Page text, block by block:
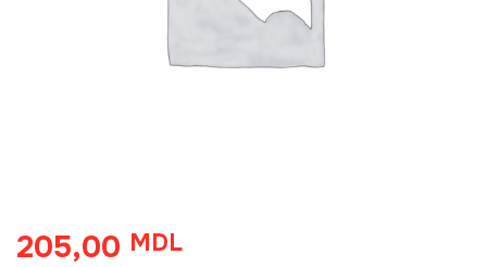
205,00 MDL